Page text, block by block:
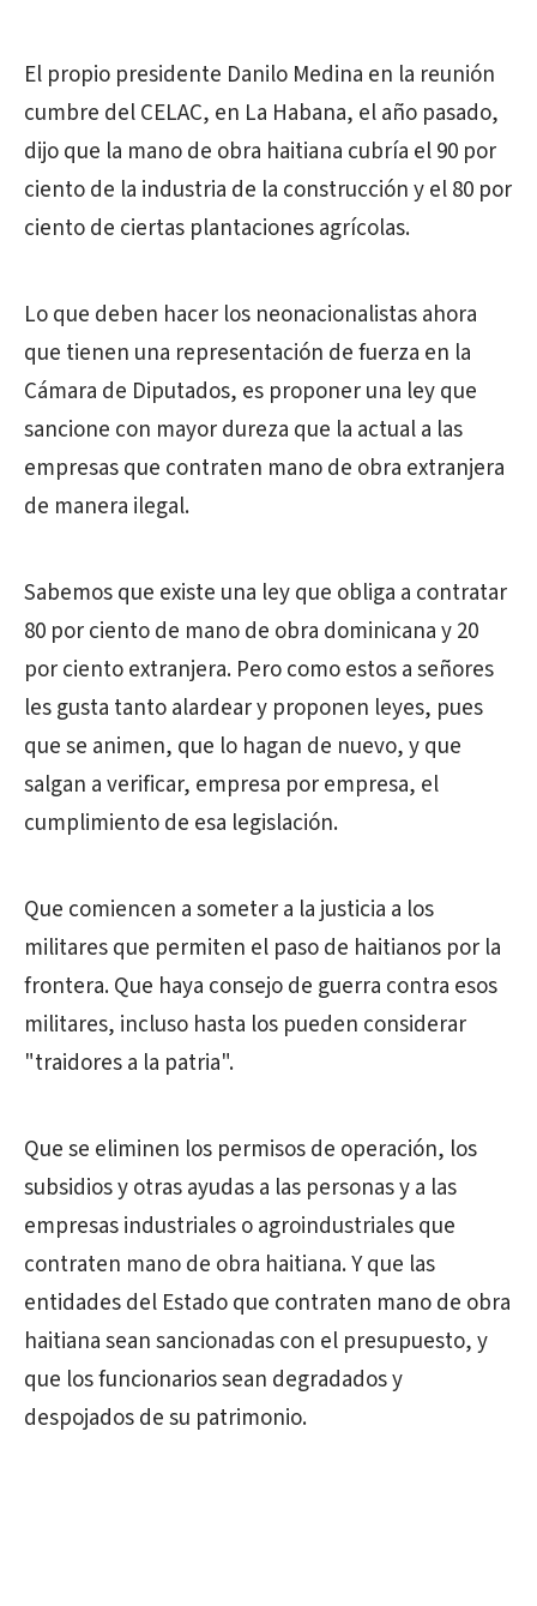
El propio presidente Danilo Medina en la reunión
cumbre del CELAC, en La Habana, el año pasado,
dijo que la mano de obra haitiana cubría el 90 por
ciento de la industria de la construcción y el 80 por
ciento de ciertas plantaciones agrícolas.
Lo que deben hacer los neonacionalistas ahora
que tienen una representación de fuerza en la
Cámara de Diputados, es proponer una ley que
sancione con mayor dureza que la actual a las
empresas que contraten mano de obra extranjera
de manera ilegal.
Sabemos que existe una ley que obliga a contratar
80 por ciento de mano de obra dominicana y 20
por ciento extranjera. Pero como estos a señores
les gusta tanto alardear y proponen leyes, pues
que se animen, que lo hagan de nuevo, y que
salgan a verificar, empresa por empresa, el
cumplimiento de esa legislación.
Que comiencen a someter a la justicia a los
militares que permiten el paso de haitianos por la
frontera. Que haya consejo de guerra contra esos
militares, incluso hasta los pueden considerar
"traidores a la patria".
Que se eliminen los permisos de operación, los
subsidios y otras ayudas a las personas y a las
empresas industriales o agroindustriales que
contraten mano de obra haitiana. Y que las
entidades del Estado que contraten mano de obra
haitiana sean sancionadas con el presupuesto, y
que los funcionarios sean degradados y
despojados de su patrimonio.